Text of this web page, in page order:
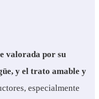
valorada por su
y el trato amable y
especialmente